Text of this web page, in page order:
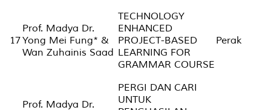
17
Prof. Madya Dr.
Yong Mei Fung* &
Wan Zuhainis Saad
TECHNOLOGY
ENHANCED
PROJECT-BASED
LEARNING FOR
GRAMMAR COURSE
Perak
Prof. Madya Dr.
PERGI DAN CARI
UNTUK